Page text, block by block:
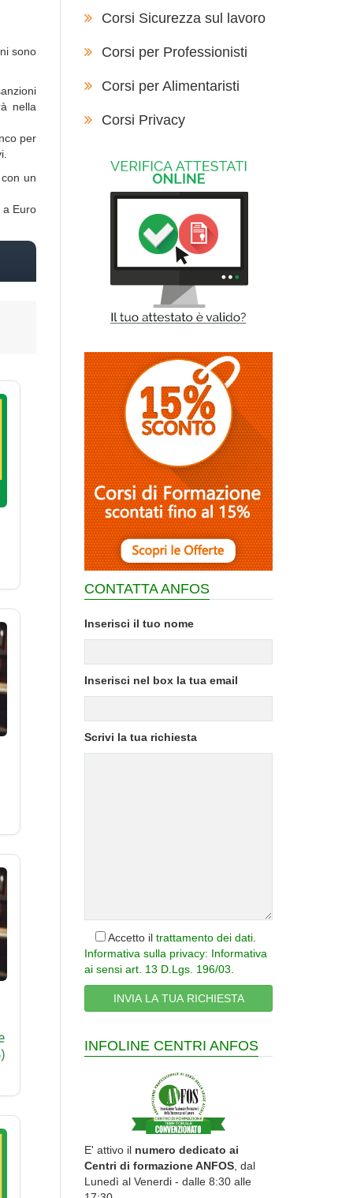
sono
nella
per
un
a Euro
Corsi Sicurezza sul lavoro
Corsi per Professionisti
Corsi per Alimentaristi
Corsi Privacy
CONTATTA ANFOS
Inserisci il tuo nome
Inserisci nel box la tua email
Scrivi la tua richiesta
Accetto il trattamento dei dati
Informativa sulla privacy: Informativa
ai sensi art. 13 D.Lgs. 196/03
INFOLINE CENTRI ANFOS
E' attivo il numero dedicato ai
Centri di formazione ANFOS , dal
Lunedì al Venerdi - dalle 8:30 alle